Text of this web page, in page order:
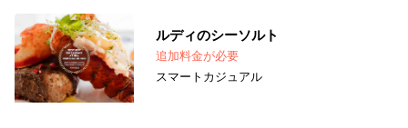
ルディのシーソルト
追加料金が必要
スマートカジュアル